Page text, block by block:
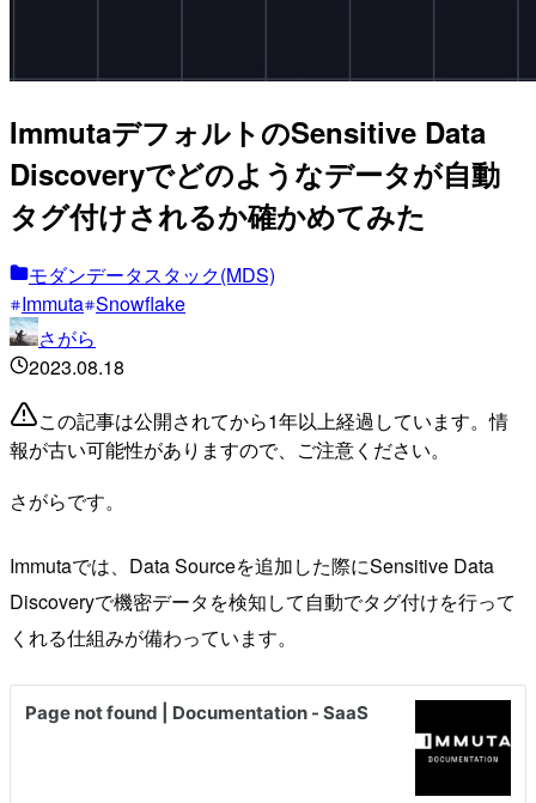
ImmutaデフォルトのSensitive Data
Discoveryでどのようなデータが自動
タグ付けされるか確かめてみた
モダンデータスタック(MDS)
Immuta Snowflake
さがら
2023.08.18
この記事は公開されてから1年以上経過しています。情
報が古い可能性がありますので、ご注意ください。
さがらです。
Immutaでは、Data Sourceを追加した際にSensitive Data
Discoveryで機密データを検知して自動でタグ付けを行って
くれる仕組みが備わっています。